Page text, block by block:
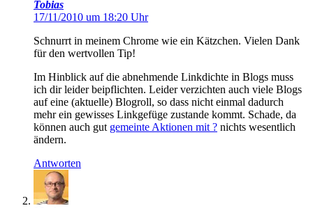
Tobias
17/11/2010 um 18:20 Uhr
Schnurrt in meinem Chrome wie ein Kätzchen. Vielen Dank
für den wertvollen Tip!
Im Hinblick auf die abnehmende Linkdichte in Blogs muss
ich dir leider beipflichten. Leider verzichten auch viele Blogs
auf eine (aktuelle) Blogroll, so dass nicht einmal dadurch
mehr ein gewisses Linkgefüge zustande kommt. Schade, da
können auch gut gemeinte Aktionen mit ? nichts wesentlich
ändern.
Antworten